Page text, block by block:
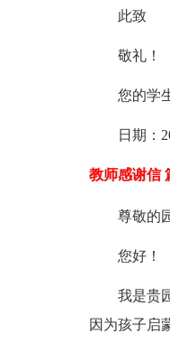
此致
敬礼！
您的学
日期：
教师感谢信
尊敬的
您好！
我是贵
因为孩子启